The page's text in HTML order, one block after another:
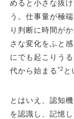
めると小さな抜
う。仕事量が極
り判断に時間が
さな変化をふと
にでも起こりう
代から始まる *2 と
とはいえ、認知
を認識し、記憶